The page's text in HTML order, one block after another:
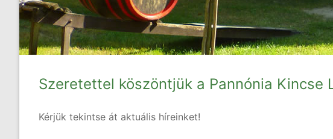
Szeretettel köszöntjük a Pannónia Kincse
Kérjük tekintse át aktuális híreinket!